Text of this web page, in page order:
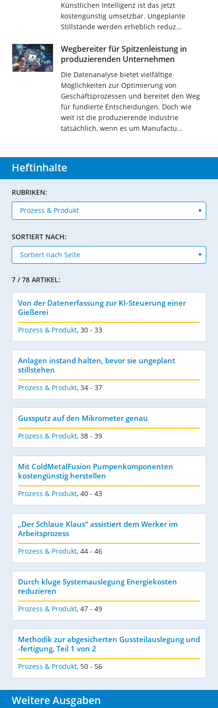
Künstlichen Intelligenz ist das jetzt
kostengünstig umsetzbar. Ungeplante
Stillstände werden erheblich reduz...
Wegbereiter für Spitzenleistung in
produzierenden Unternehmen
Die Datenanalyse bietet vielfältige
Möglichkeiten zur Optimierung von
Geschäftsprozessen und bereitet den Weg
für fundierte Entscheidungen. Doch wie
weit ist die produzierende Industrie
tatsächlich, wenn es um Manufactu...
Heftinhalte
RUBRIKEN:
SORTIERT NACH:
7 / 78 ARTIKEL:
Von der Datenerfassung zur KI-Steuerung einer
Gießerei
Prozess & Produkt, 30 - 33
Anlagen instand halten, bevor sie ungeplant
stillstehen
Prozess & Produkt, 34 - 37
Gussputz auf den Mikrometer genau
Prozess & Produkt, 38 - 39
Mit ColdMetalFusion Pumpenkomponenten
kostengünstig herstellen
Prozess & Produkt, 40 - 43
„Der Schlaue Klaus“ assistiert dem Werker im
Arbeitsprozess
Prozess & Produkt, 44 - 46
Durch kluge Systemauslegung Energiekosten
reduzieren
Prozess & Produkt, 47 - 49
Methodik zur abgesicherten Gussteilauslegung und
-fertigung, Teil 1 von 2
Prozess & Produkt, 50 - 56
Weitere Ausgaben